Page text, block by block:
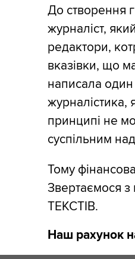
До створення
журналіст,
редактори,
вказівки, що
написала один
журналістика,
принципі не
суспільним
Тому
Звертаємося з
ТЕКСТІВ.
Наш рахунок